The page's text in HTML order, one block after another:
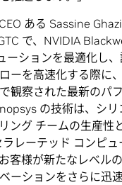
ある Sassine
で、NVIDIA
ーションを最適化し
ーを高速化する際に
観察された最新のパ
の技術は、シ
ング チームの生産性
ラレーテッド コンピ
客様が新たなレベル
ーションをさらに迅